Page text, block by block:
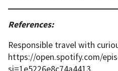
References:
Responsible travel with
https://open.spotify.com/